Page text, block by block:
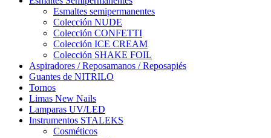
Esmaltes semipermanentes
Colección NUDE
Colección CONFETTI
Colección ICE CREAM
Colección SHAKE FOIL
Aspiradores / Reposamanos / Reposapiés
Guantes de NITRILO
Tornos
Limas New Nails
Lamparas UV/LED
Instrumentos STALEKS
Cosméticos